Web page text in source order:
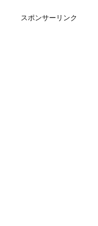
スポンサーリンク